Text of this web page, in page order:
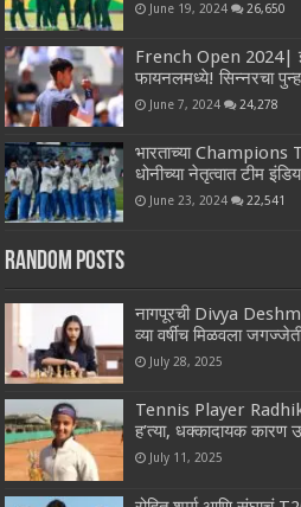
June 19, 2024 26,650
French Open 2024|
फायनलमध्ये! सिन्नरचा
June 7, 2024 24,278
भारताच्या Champions
धोनीच्या नेतृत्वात टीम
June 23, 2024 22,541
Random Posts
नागपूरची Divya
व्या वर्षीच मिळवला
July 28, 2025
Tennis Player
ह’त्या, धक्कादायक कारण
July 11, 2025